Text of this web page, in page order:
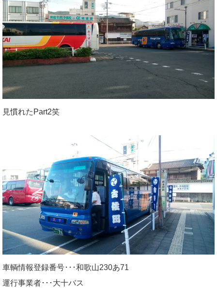
見慣れたPart2笑
車輌情報登録番号･･･和歌山230あ71
運行事業者･･･大十バス